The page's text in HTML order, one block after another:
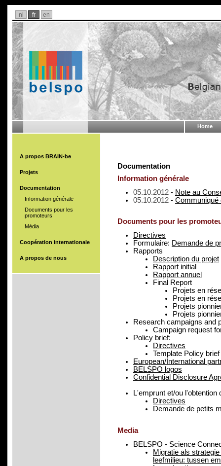
nl fr en
Home
A propos BRAIN-be
Projets
Documentation
Information générale
Documents pour les
promoteurs
Média
Coopération internationale
A propos de nous
Documentation
Information générale
05.10.2012 - Note au
05.10.2012 - Communiqué
Documents pour les
Directives
Formulaire: Demande de
Rapports
Description du projet
Rapport initial
Rapport annuel
Final Report
Projets en
Projets en
Projets
Projets
Research campaigns and
Campaign request
Policy brief:
Directives
Template Policy brief
European/International
BELSPO logos
Confidential Disclosure
L'emprunt et/ou
Directives
Demande de petits
Media
BELSPO - Science
Migratie als
leefmilieu: tussen